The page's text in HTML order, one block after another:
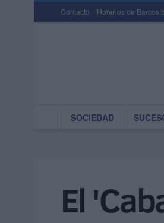
Contacto Horarios de Barcos
SOCIEDAD
El